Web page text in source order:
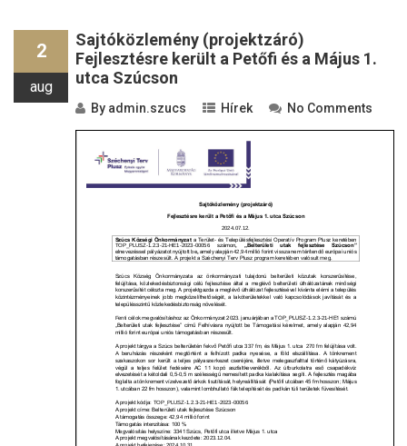
2
aug
Sajtóközlemény (projektzáró)
Fejlesztésre került a Petőfi és a Május 1.
utca Szúcson
By admin.szucs Hírek No Comments